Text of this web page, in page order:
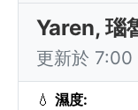
Yaren, 瑙
更新於 7:00
💧 濕度: